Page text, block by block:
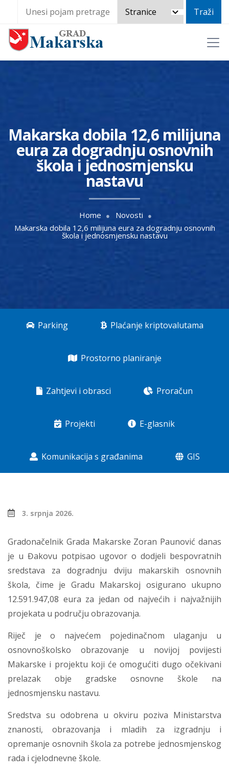
Makarska dobila 12,6 milijuna
eura za dogradnju osnovnih
škola i jednosmjensku
nastavu
Home
Novosti
Makarska dobila 12,6 milijuna eura za dogradnju osnovnih
škola i jednosmjensku nastavu
Parking Plaćanje kriptovalutama
Prostorno planiranje
Zahtjevi i obrasci Proračun
Projekti E-glasnik
Komunikacija s građanima GIS
3. srpnja 2026.
Gradonačelnik Grada Makarske Zoran Paunović danas
je u Đakovu potpisao ugovor o dodjeli bespovratnih
sredstava za dogradnju dviju makarskih osnovnih
škola, čime je Gradu Makarskoj osigurano ukupno
12.591.947,08 eura za jedan od najvećih i najvažnijih
projekata u području obrazovanja.
Riječ je o najvećem pojedinačnom ulaganju u
osnovnoškolsko obrazovanje u novijoj povijesti
Makarske i projektu koji će omogućiti dugo očekivani
prelazak obje gradske osnovne škole na
jednosmjensku nastavu.
Sredstva su odobrena u okviru poziva Ministarstva
znanosti, obrazovanja i mladih za izgradnju i
opremanje osnovnih škola za potrebe jednosmjenskog
rada i cjelodnevne škole.